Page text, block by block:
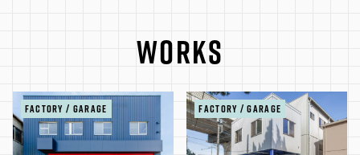
WORKS
FACTORY / GARAGE FACTORY / GARAGE